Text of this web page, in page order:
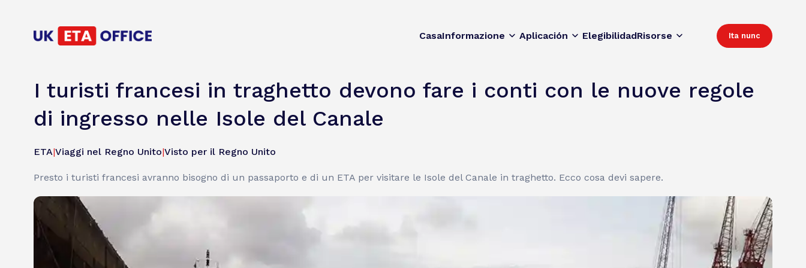
CasaInformazione Aplicación ElegibilidadRisorse Ita nunc
I turisti francesi in traghetto devono fare i conti con le nuove regole
di ingresso nelle Isole del Canale
ETA|Viaggi nel Regno Unito|Visto per il Regno Unito
Presto i turisti francesi avranno bisogno di un passaporto e di un ETA per visitare le Isole del Canale in traghetto. Ecco cosa devi sapere.